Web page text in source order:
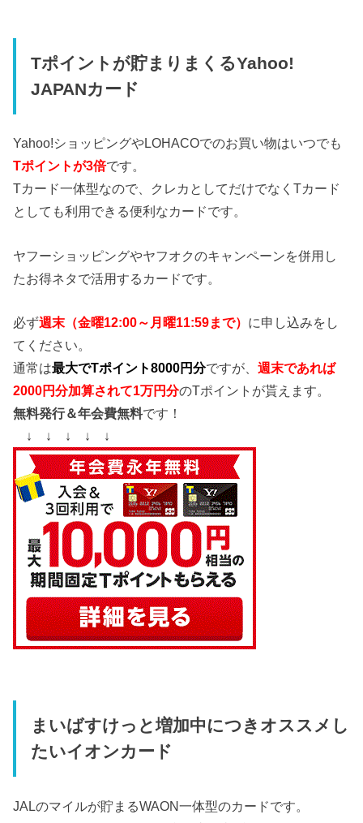
Tポイントが貯まりまくるYahoo!
JAPANカード
Yahoo!ショッピングやLOHACOでのお買い物はいつでも
Tポイントが3倍です。
Tカード一体型なので、クレカとしてだけでなくTカード
としても利用できる便利なカードです。
ヤフーショッピングやヤフオクのキャンペーンを併用し
たお得ネタで活用するカードです。
必ず週末（金曜12:00～月曜11:59まで） に申し込みをし
てください。
通常は最大でTポイント8000円分ですが、週末であれば
2000円分加算されて1万円分のTポイントが貰えます。
無料発行＆年会費無料です！
↓ ↓ ↓ ↓ ↓
まいばすけっと増加中につきオススメし
たいイオンカード
JALのマイルが貯まるWAON一体型のカードです。